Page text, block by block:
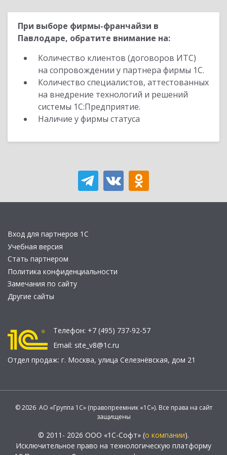
При выборе фирмы-франчайзи в
Павлодаре, обратите внимание на:
Количество клиентов (договоров ИТС)
на сопровождении у партнера фирмы 1С.
Количество специалистов, аттестованных
на внедрение технологий и решений
системы 1С:Предприятие.
Наличие у фирмы статуса
Вход для партнеров 1С
Учебная версия
Стать партнером
Политика конфиденциальности
Замечания по сайту
Другие сайты
Телефон: +7 (495) 737-92-57
Email: site_v8@1c.ru
Отдел продаж: г. Москва, улица Селезнёвская, дом 21
© 2026 АО «Группа 1С» (правопреемник «1С»). Все права на сайт
защищены
© 2011- 2026 ООО «1С-Софт» (о компании).
Исключительное право на технологическую платформу